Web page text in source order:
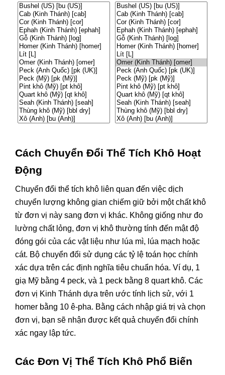
Cách Chuyển Đổi Thể Tích Khô Hoạt
Động
Chuyển đổi thể tích khô liên quan đến việc dịch
chuyển lượng không gian chiếm giữ bởi một chất khô
từ đơn vị này sang đơn vị khác. Không giống như đo
lường chất lỏng, đơn vị khô thường tính đến mật độ
đóng gói của các vật liệu như lúa mì, lúa mạch hoặc
cát. Bộ chuyển đổi sử dụng các tỷ lệ toán học chính
xác dựa trên các định nghĩa tiêu chuẩn hóa. Ví dụ, 1
giạ Mỹ bằng 4 peck, và 1 peck bằng 8 quart khô. Các
đơn vị Kinh Thánh dựa trên ước tính lịch sử, với 1
homer bằng 10 ê-pha. Bằng cách nhập giá trị và chọn
đơn vị, bạn sẽ nhận được kết quả chuyển đổi chính
xác ngay lập tức.
Các Đơn Vị Thể Tích Khô Phổ Biến